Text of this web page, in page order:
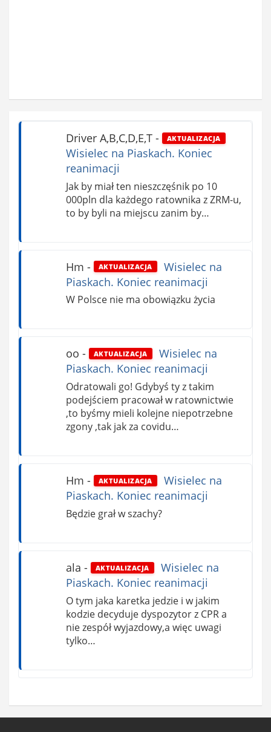
Driver A,B,C,D,E,T- AKTUALIZACJA
Wisielec na Piaskach. Koniec
reanimacji
Jak by miał ten nieszczęśnik po 10
000pln dla każdego ratownika z ZRM-u,
to by byli na miejscu zanim by…
Hm - AKTUALIZACJA
Wisielec na
Piaskach. Koniec reanimacji
W Polsce nie ma obowiązku życia
oo - AKTUALIZACJA
Wisielec na
Piaskach. Koniec reanimacji
Odratowali go! Gdybyś ty z takim
podejściem pracował w ratownictwie
,to byśmy mieli kolejne niepotrzebne
zgony ,tak jak za covidu…
Hm - AKTUALIZACJA
Wisielec na
Piaskach. Koniec reanimacji
Będzie grał w szachy?
ala - AKTUALIZACJA
Wisielec na
Piaskach. Koniec reanimacji
O tym jaka karetka jedzie i w jakim
kodzie decyduje dyspozytor z CPR a
nie zespół wyjazdowy,a więc uwagi
tylko…